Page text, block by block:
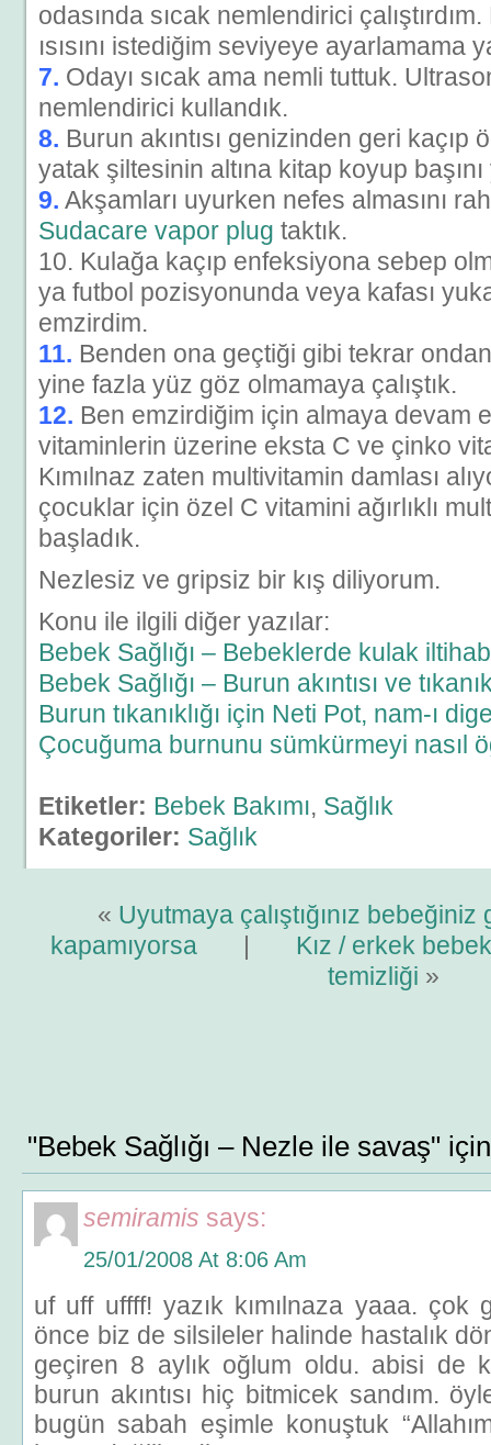
odasında sıcak nemlendirici
ısısını istediğim seviyeye ayarlamama
7. Odayı sıcak ama nemli tuttuk.
nemlendirici kullandık.
8. Burun akıntısı genizinden geri kaçıp
yatak şiltesinin altına kitap koyup
9. Akşamları uyurken nefes almasını
Sudacare vapor plug taktık.
10. Kulağa kaçıp enfeksiyona sebep
ya futbol pozisyonunda veya kafası
emzirdim.
11. Benden ona geçtiği gibi tekrar
yine fazla yüz göz olmamaya çalıştık.
12. Ben emzirdiğim için almaya devam
vitaminlerin üzerine eksta C ve çinko
Kımılnaz zaten multivitamin damlası
çocuklar için özel C vitamini ağırlıklı
başladık.
Nezlesiz ve gripsiz bir kış diliyorum.
Konu ile ilgili diğer yazılar:
Bebek Sağlığı – Bebeklerde kulak
Bebek Sağlığı – Burun akıntısı ve
Burun tıkanıklığı için Neti Pot, nam-ı
Çocuğuma burnunu sümkürmeyi nasıl
Etiketler: Bebek Bakımı, Sağlık
Kategoriler: Sağlık
« Uyutmaya çalıştığınız
kapamıyorsa | Kız / erkek
temizliği »
"Bebek Sağlığı – Nezle ile savaş"
semiramis says:
25/01/2008 At 8:06 Am
uf uff uffff! yazık kımılnaza yaaa.
önce biz de silsileler halinde hastalık
geçiren 8 aylık oğlum oldu. abisi de
burun akıntısı hiç bitmicek sandım.
bugün sabah eşimle konuştuk